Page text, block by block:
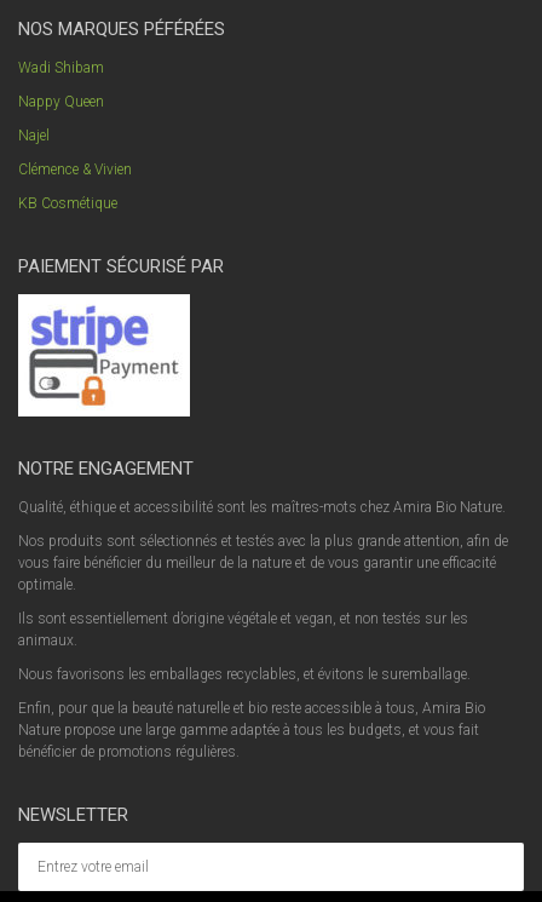
NOS MARQUES PÉFÉRÉES
Wadi Shibam
Nappy Queen
Najel
Clémence & Vivien
KB Cosmétique
PAIEMENT SÉCURISÉ PAR
NOTRE ENGAGEMENT
Qualité, éthique et accessibilité sont les maîtres-mots chez Amira Bio Nature.
Nos produits sont sélectionnés et testés avec la plus grande attention, afin de
vous faire bénéficier du meilleur de la nature et de vous garantir une efficacité
optimale.
Ils sont essentiellement d’origine végétale et vegan, et non testés sur les
animaux.
Nous favorisons les emballages recyclables, et évitons le suremballage.
Enfin, pour que la beauté naturelle et bio reste accessible à tous, Amira Bio
Nature propose une large gamme adaptée à tous les budgets, et vous fait
bénéficier de promotions régulières.
NEWSLETTER